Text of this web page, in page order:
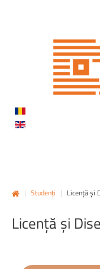
| Studenți | Licență și
Licență și